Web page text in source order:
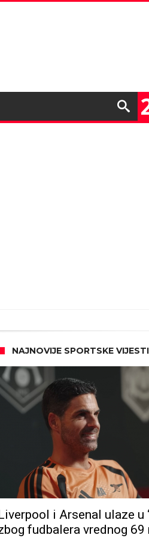
NAJNOVIJE SPORTSKE VIJESTI
i Arsenal ulaze u
fudbalera vrednog